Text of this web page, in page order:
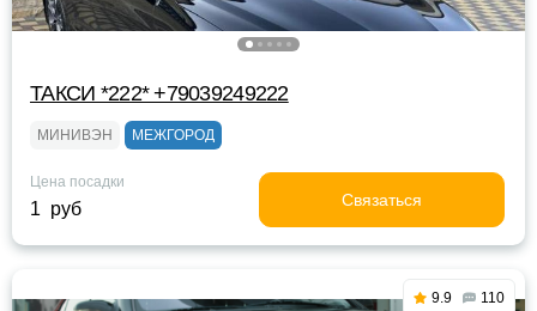
ТАКСИ *222* +79039249222
МИНИВЭН МЕЖГОРОД
Цена посадки
1 руб Связаться
9.9 110